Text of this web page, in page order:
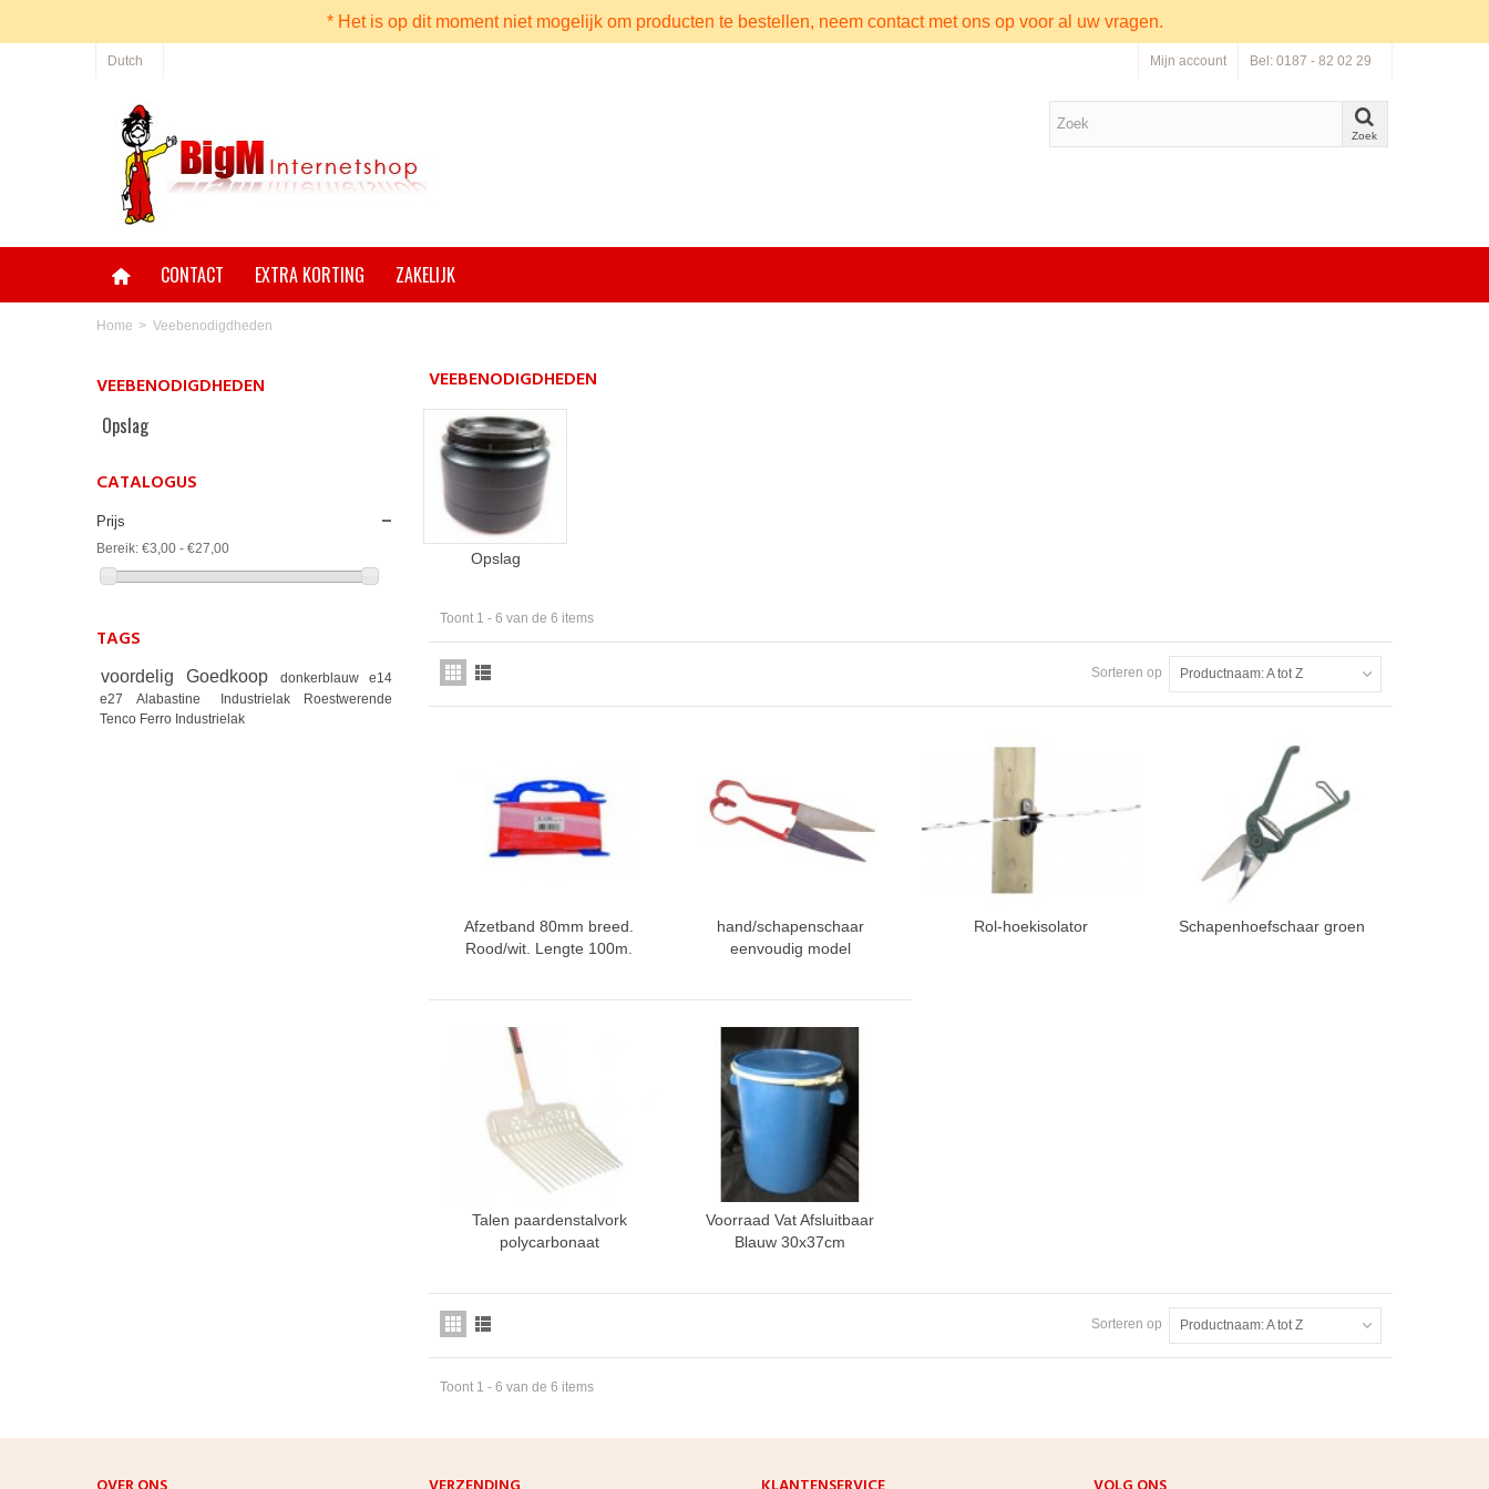
* Het is op dit moment niet mogelijk om producten te bestellen, neem contact met ons op voor al uw vragen.
Bel: 0187 - 82 02 29
Dutch Mijn account
Zoek
CONTACT EXTRA KORTING ZAKELIJK
Home > Veebenodigdheden
VEEBENODIGDHEDEN
Opslag
CATALOGUS
Prijs
Bereik: €3,00 - €27,00
TAGS
voordelig Goedkoop donkerblauw
e14
e27
Alabastine Industrielak
Roestwerende
Tenco Ferro Industrielak
VEEBENODIGDHEDEN
Opslag
Toont 1 - 6 van de 6 items
Sorteren op Productnaam: A tot Z
Afzetband 80mm breed.
Rood/wit. Lengte 100m.
hand/schapenschaar
eenvoudig model
Rol-hoekisolator Schapenhoefschaar groen
Talen paardenstalvork
polycarbonaat
Voorraad Vat Afsluitbaar
Blauw 30x37cm
Sorteren op Productnaam: A tot Z
Toont 1 - 6 van de 6 items